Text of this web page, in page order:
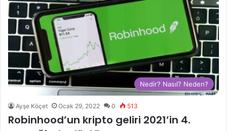
Nedir? Nasıl? Neden?
Ayşe Köçet Ocak 29, 2022 0 513
Robinhood’un kripto geliri 2021’in 4.